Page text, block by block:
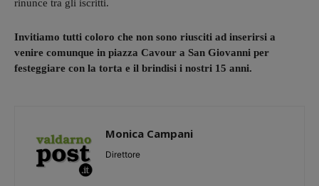
rinunce tra gli iscritti.
Invitiamo tutti coloro che non sono riusciti ad inserirsi a
venire comunque in piazza Cavour a San Giovanni per
festeggiare con la torta e il brindisi i nostri 15 anni.
Monica Campani
Direttore